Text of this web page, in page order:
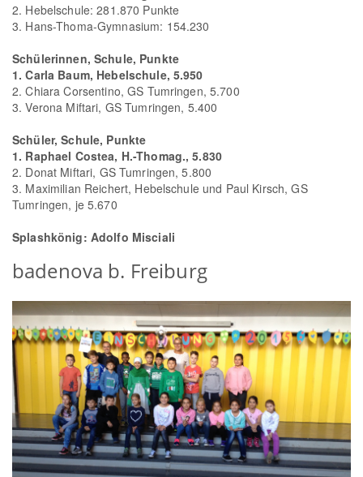
2. Hebelschule: 281.870 Punkte
3. Hans-Thoma-Gymnasium: 154.230
Schülerinnen, Schule, Punkte
1. Carla Baum, Hebelschule, 5.950
2. Chiara Corsentino, GS Tumringen, 5.700
3. Verona Miftari, GS Tumringen, 5.400
Schüler, Schule, Punkte
1. Raphael Costea, H.-Thomag., 5.830
2. Donat Miftari, GS Tumringen, 5.800
3. Maximilian Reichert, Hebelschule und Paul Kirsch, GS
Tumringen, je 5.670
Splashkönig: Adolfo Misciali
badenova b. Freiburg